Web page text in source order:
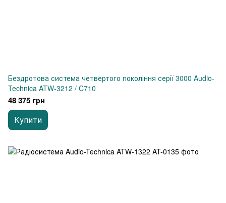
Бездротова система четвертого покоління серії 3000 Audio-
Technica ATW-3212 / C710
48 375 грн
Купити